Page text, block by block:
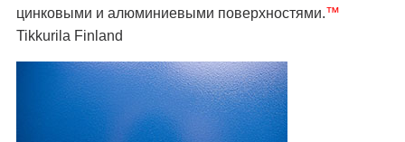
цинковыми и алюминиевыми поверхностями.™
Tikkurila Finland